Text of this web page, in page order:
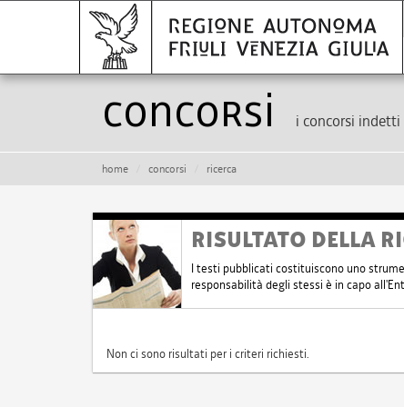
Concorsi i concorsi
home concorsi ricerca
RISULTATO DELLA
I testi pubblicati costituiscono uno
responsabilità degli stessi è in capo
Non ci sono risultati per i criteri richiesti.